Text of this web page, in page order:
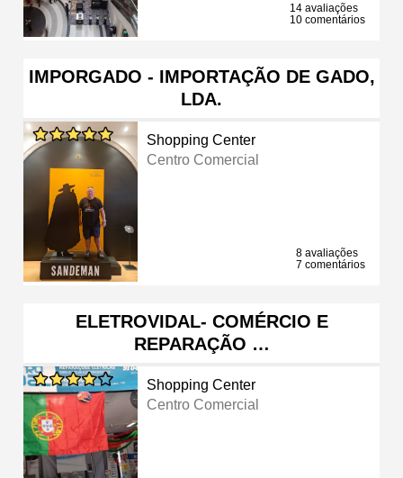
14 avaliações
10 comentários
IMPORGADO - IMPORTAÇÃO DE GADO,
LDA.
Shopping Center
Centro Comercial
8 avaliações
7 comentários
ELETROVIDAL- COMÉRCIO E
REPARAÇÃO …
Shopping Center
Centro Comercial